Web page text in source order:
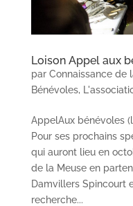
Loison Appel aux
par Connaissance de
Bénévoles,
AppelAux bénévoles
Pour ses prochains
qui auront lieu en
de la Meuse en
Damvillers Spincourt
recherche...